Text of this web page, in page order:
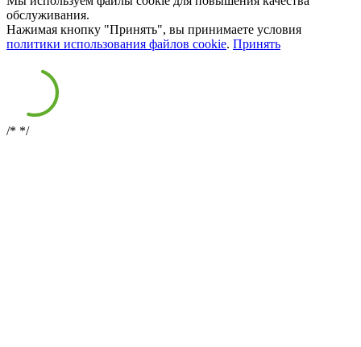
обслуживания.
Нажимая кнопку "Принять", вы принимаете условия
политики использования файлов cookie. Принять
/* */